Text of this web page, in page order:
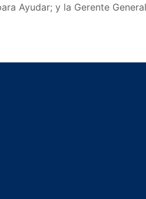
Ayudar; y la Gerente